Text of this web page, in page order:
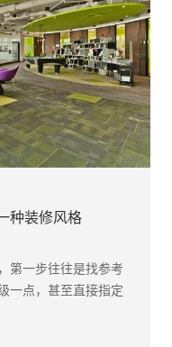
种装修风格
第一步往往是找参考
一点，甚至直接指定